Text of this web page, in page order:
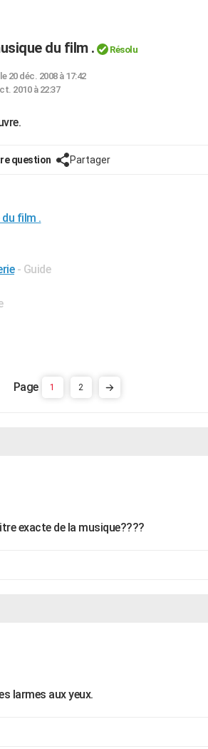
du film . Résolu
20 déc. 2008 à 17:42
2010 à 22:37
question Partager
du film .
- Guide
1 2
exacte de la musique????
larmes aux yeux.